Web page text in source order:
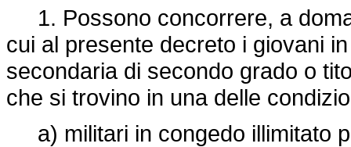
1. Possono concorrere, a
cui al presente decreto i giovani
secondaria di secondo grado o
che si trovino in una delle
a) militari in congedo illimitato